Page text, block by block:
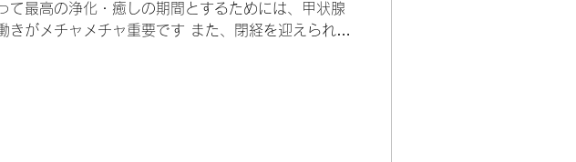
て最高の浄化・癒しの期間とするためには、甲状腺
きがメチャメチャ重要です また、閉経を迎えられた